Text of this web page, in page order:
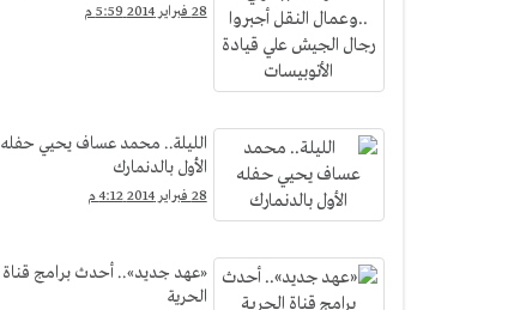
قيادة الأتوبيسات
28 فبراير 2014 5:59 م
الليلة.. محمد عساف يحيي حفله
الأول بالدنمارك
28 فبراير 2014 4:12 م
«عهد جديد».. أحدث برامج قناة
الحرية